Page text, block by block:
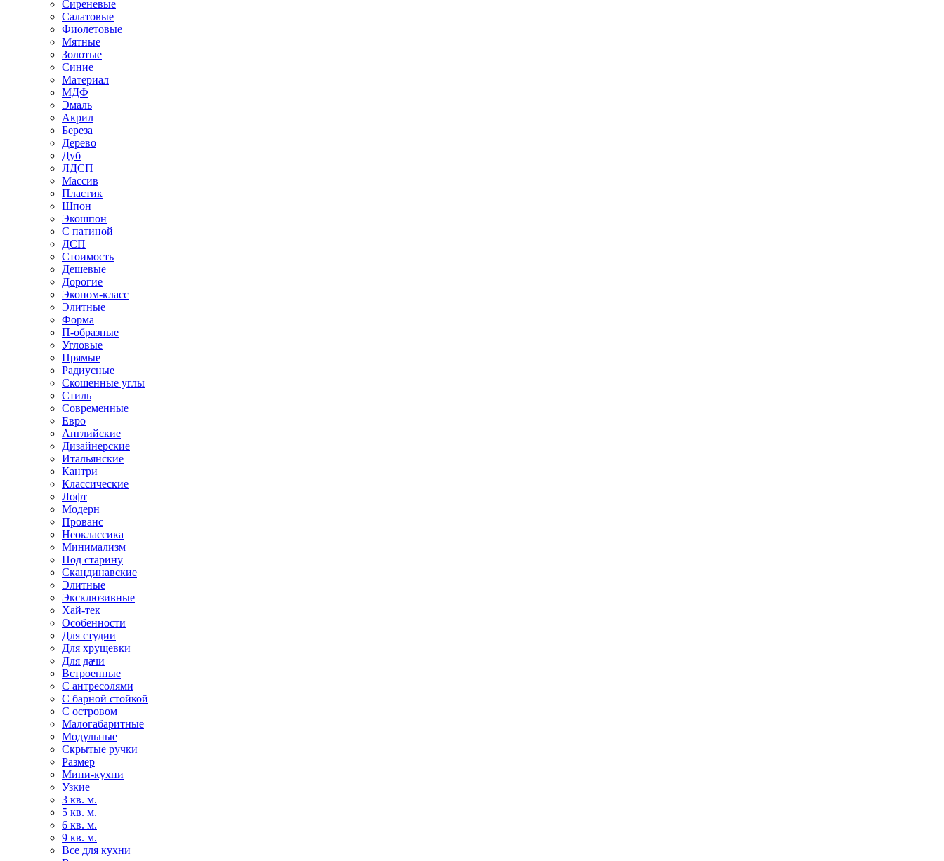
Сиреневые
Салатовые
Фиолетовые
Мятные
Золотые
Синие
Материал
МДФ
Эмаль
Акрил
Береза
Дерево
Дуб
ЛДСП
Массив
Пластик
Шпон
Экошпон
С патиной
ДСП
Стоимость
Дешевые
Дорогие
Эконом-класс
Элитные
Форма
П-образные
Угловые
Прямые
Радиусные
Скошенные углы
Стиль
Современные
Евро
Английские
Дизайнерские
Итальянские
Кантри
Классические
Лофт
Модерн
Прованс
Неоклассика
Минимализм
Под старину
Скандинавские
Элитные
Эксклюзивные
Хай-тек
Особенности
Для студии
Для хрущевки
Для дачи
Встроенные
С антресолями
С барной стойкой
С островом
Малогабаритные
Модульные
Скрытые ручки
Размер
Мини-кухни
Узкие
3 кв. м.
5 кв. м.
6 кв. м.
9 кв. м.
Все для кухни